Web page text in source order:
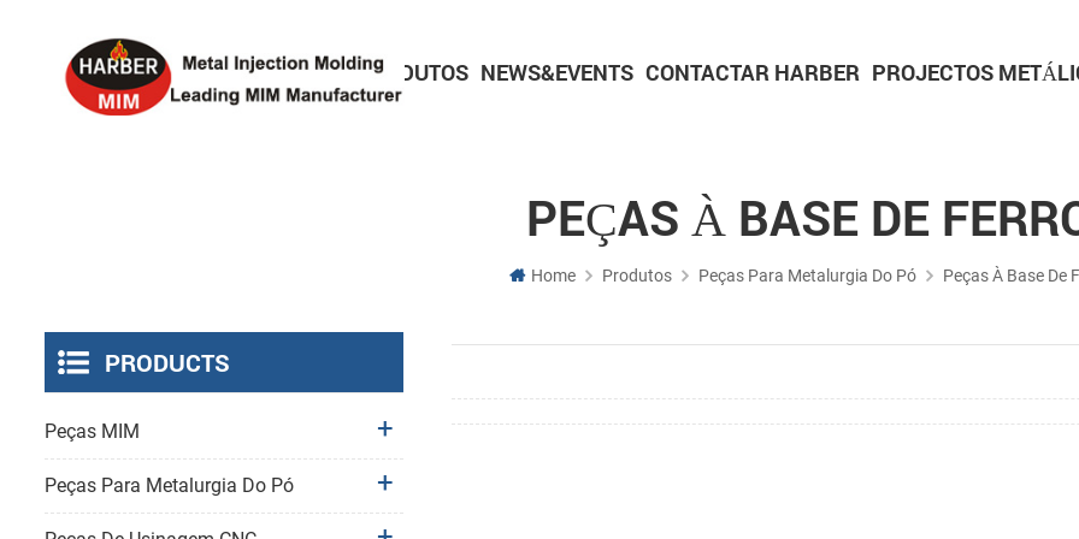
HOME SOBRE PRODUTOS NEWS&EVENTS CONTACTAR HARBER PROJECTOS
PEÇAS À BASE DE
Home Produtos Peças Para Metalurgia Do Pó Peças À Base De
PRODUCTS
Peças MIM
Peças Para Metalurgia Do Pó